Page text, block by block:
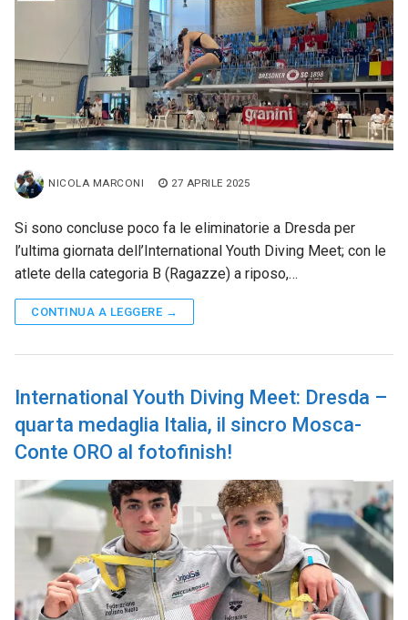
NICOLA MARCONI 27 APRILE 2025
Si sono concluse poco fa le eliminatorie a Dresda per
l’ultima giornata dell’International Youth Diving Meet; con le
atlete della categoria B (Ragazze) a riposo,…
CONTINUA A LEGGERE →
International Youth Diving Meet: Dresda –
quarta medaglia Italia, il sincro Mosca-
Conte ORO al fotofinish!